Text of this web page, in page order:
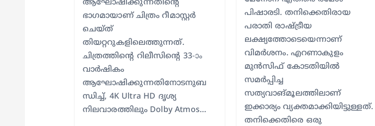
ആഘോഷിക്കുന്നതിന്റെ
ഭാഗമായാണ് ചിത്രം റീമാസ്റ്റർ
ചെയ്ത്
തിയറ്ററുകളിലെത്തുന്നത്.
ചിത്രത്തിന്റെ റിലീസിന്റെ 33-ാം
വാർഷികം
ആഘോഷിക്കുന്നതിനോടനുബ
ന്ധിച്ച്, 4K Ultra HD ദൃശ്യ
നിലവാരത്തിലും Dolby Atmos…
പിഷാരടി. തനിക്കെതിരായ
പരാതി രാഷ്ട്രീയ
ലക്ഷ്യത്തോടെയെന്നാണ്
വിമര്‍ശനം. എറണാകുളം
മുന്‍സിഫ് കോടതിയില്‍
സമര്‍പ്പിച്ച
സത്യവാങ്മൂലത്തിലാണ്
ഇക്കാര്യം വ്യക്തമാക്കിയിട്ടുള്ളത്.
തനിക്കെതിരെ ഒരു